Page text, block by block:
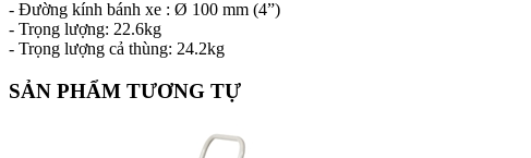
- Đường kính bánh xe : Ø 100 mm (4”)
- Trọng lượng: 22.6kg
- Trọng lượng cả thùng: 24.2kg
SẢN PHẨM TƯƠNG TỰ